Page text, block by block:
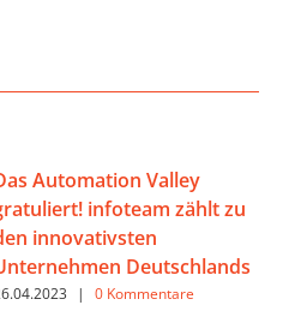
Automation Valley
infoteam zählt zu
innovativsten
Deutschlands
| 0 Kommentare